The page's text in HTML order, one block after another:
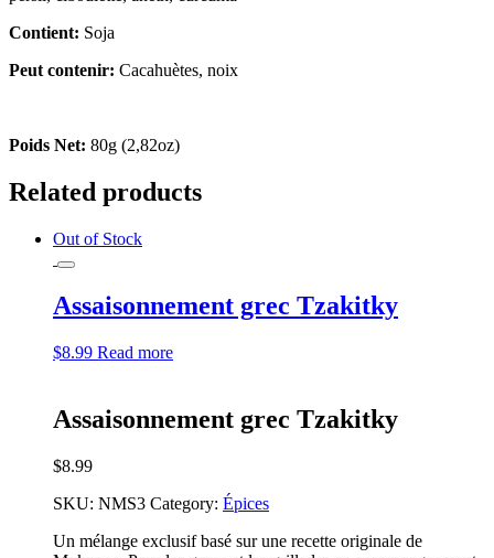
Contient: Soja
Peut contenir: Cacahuètes, noix
Poids Net: 80g (2,82oz)
Related products
Out of Stock
Assaisonnement grec Tzakitky
$8.99 Read more
Assaisonnement grec Tzakitky
$8.99
SKU: NMS3 Category: Épices
Un mélange exclusif basé sur une recette originale de